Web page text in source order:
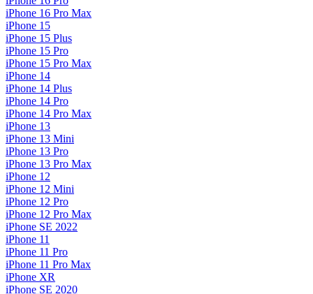
iPhone 16 Pro Max
iPhone 15
iPhone 15 Plus
iPhone 15 Pro
iPhone 15 Pro Max
iPhone 14
iPhone 14 Plus
iPhone 14 Pro
iPhone 14 Pro Max
iPhone 13
iPhone 13 Mini
iPhone 13 Pro
iPhone 13 Pro Max
iPhone 12
iPhone 12 Mini
iPhone 12 Pro
iPhone 12 Pro Max
iPhone SE 2022
iPhone 11
iPhone 11 Pro
iPhone 11 Pro Max
iPhone XR
iPhone SE 2020